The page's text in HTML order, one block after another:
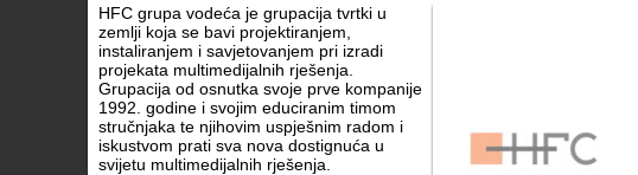
HFC grupa vodeća je grupacija tvrtki u
zemlji koja se bavi projektiranjem,
instaliranjem i savjetovanjem pri izradi
projekata multimedijalnih rješenja.
Grupacija od osnutka svoje prve kompanije
1992. godine i svojim educiranim timom
stručnjaka te njihovim uspješnim radom i
iskustvom prati sva nova dostignuća u
svijetu multimedijalnih rješenja.